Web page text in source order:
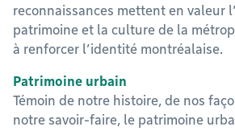
reconnaissances mettent en valeur
patrimoine et la culture de la
à renforcer l’identité montréalaise.
Patrimoine urbain
Témoin de notre histoire, de nos
notre savoir-faire, le patrimoine